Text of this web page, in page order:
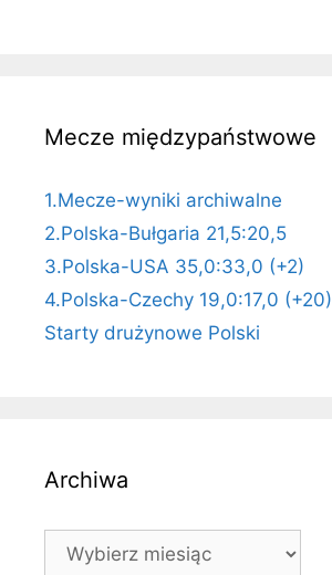
Mecze międzypaństwowe
1.Mecze-wyniki archiwalne
2.Polska-Bułgaria 21,5:20,5
3.Polska-USA 35,0:33,0 (+2)
4.Polska-Czechy 19,0:17,0 (+20)
Starty drużynowe Polski
Archiwa
Archiwa